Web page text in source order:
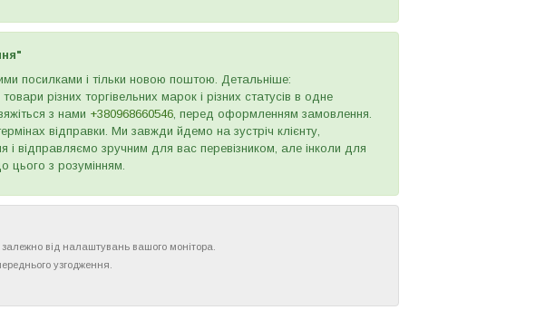
посилками і тільки новою поштою. Детальніше:
різних торгівельних марок і різних статусів в одне
з нами +380968660546 , перед оформленням замовлення.
відправки. Ми завжди йдемо на зустріч клієнту,
відправляємо зручним для вас перевізником, але інколи для
цього з розумінням.
залежно від налаштувань вашого монітора.
узгодження.